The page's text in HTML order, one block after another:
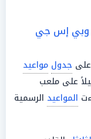
وبي إس جي
جدول مواعيد
على ملعب
المواعيد الرسمية